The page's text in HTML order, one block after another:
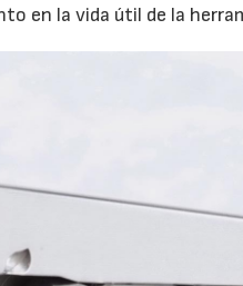
en la vida útil de la